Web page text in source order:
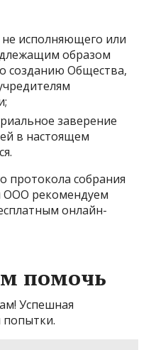
не исполняющего или
образом
созданию Общества,
заверение
в настоящем
протокола собрания
ООО рекомендуем
онлайн-
помочь
Успешная
попытки.